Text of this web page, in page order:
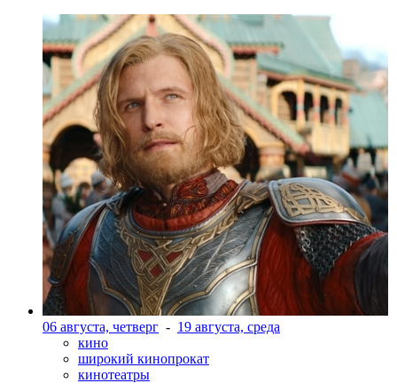
06 августа, четверг - 19 августа, среда
кино
широкий кинопрокат
кинотеатры